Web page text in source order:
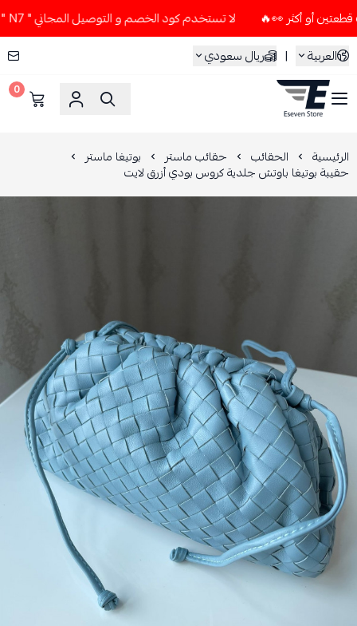
لا تستخدم كود الخصم و التوصيل المجاني " N7 " إلا إذا طلبت قطعتين أو أكثر 👀🔥
العربية
| ريال سعودي
ESEVEN STORE
0
الرئيسية الحقائب حقائب ماستر بوتيغا ماستر
حقيبة بوتيغا باوتش جلدية كروس بودي أزرق لايت